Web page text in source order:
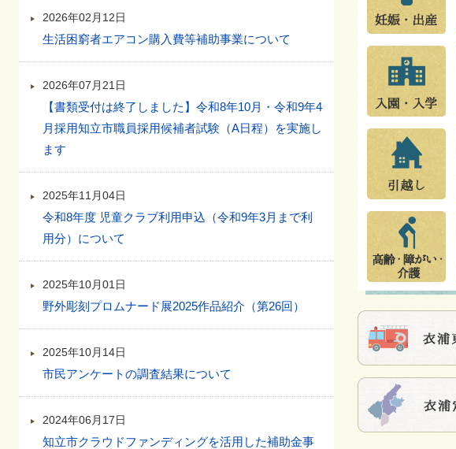
2026年02月12日
生活困窮者エアコン購入費等補助事業について
2026年07月21日
【書類受付は終了しました】令和8年10月・令和9年4
月採用知立市職員採用候補者試験（A日程）を実施し
ます
2025年11月04日
令和8年度 児童クラブ利用申込（令和9年3月まで利
用分）について
2025年10月01日
野外彫刻プロムナード展2025作品紹介（第26回）
2025年10月14日
市民アンケートの調査結果について
2024年06月17日
知立市クラウドファンディングを活用した補助金事